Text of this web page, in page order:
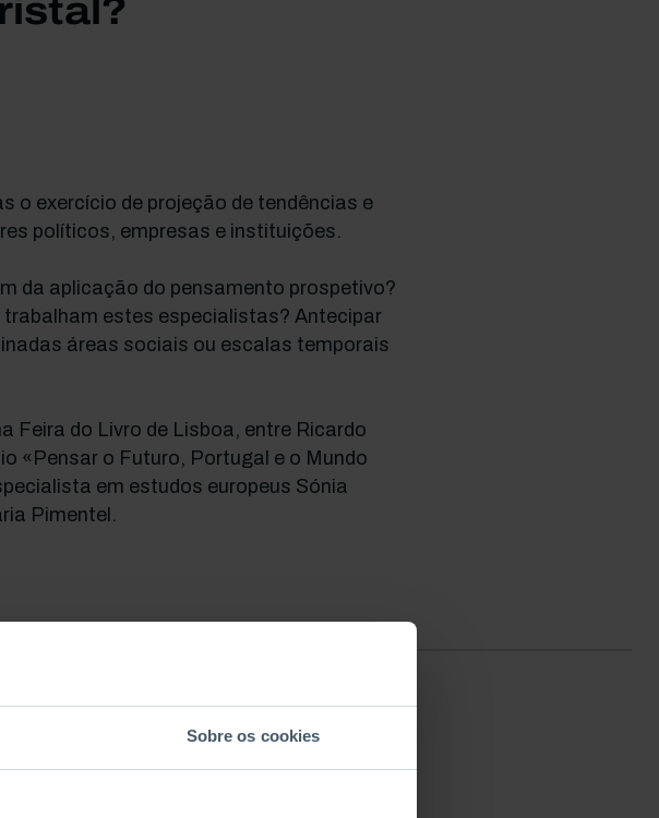
Sobre os cookies
o exercício de projeção de tendências e
políticos, empresas e instituições.
da aplicação do pensamento prospetivo?
estes especialistas? Antecipar
áreas sociais ou escalas temporais
Feira do Livro de Lisboa, entre Ricardo
«Pensar o Futuro, Portugal e o Mundo
em estudos europeus Sónia
Pimentel.